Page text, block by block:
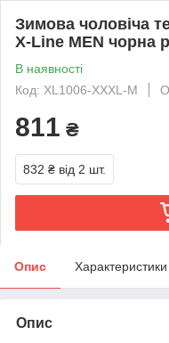
Зимова чоловіча
X-Line MEN чорна
В наявності
Код: XL1006-XXXL-M
811 ₴
832 ₴ від 2 шт.
Опис Характеристики
Опис